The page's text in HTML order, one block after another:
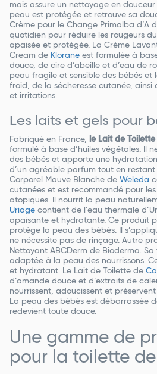
mais assure un nettoyage en
peau est protégée et retrouve sa
Crème pour le Change Primalba d’A
quotidien pour réduire les rougeurs
apaisée et protégée. La Crème
Cream de Klorane est formulée à
douce, de cire d’abeille et d’eau de
peau fragile et sensible des bébés et
froid, de la sécheresse cutanée, ainsi
et irritations.
Les laits et gels pour
Fabriqué en France, le Lait de Toilette
formulé à base d’huiles végétales. Il
des bébés et apporte une
d’un agréable parfum tout en restant
Corporel Mauve Blanche de Weleda
cutanées et est recommandé pour
atopiques. Il nourrit la peau
Uriage contient de l’eau thermale
apaisante et hydratante. Ce produit
protège la peau des bébés. Il
ne nécessite pas de rinçage. Autre
Nettoyant ABCDerm de Bioderma.
adaptée à la peau des nourrissons.
et hydratant. Le Lait de Toilette de
d’amande douce et d’extraits de
nourrissent, adoucissent et
La peau des bébés est débarrassée
redevient toute douce.
Une gamme de
pour la toilette